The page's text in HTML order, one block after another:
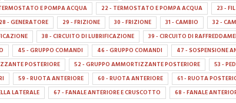
E POMPA ACQUA 22 - TERMOSTATO E POMPA ACQUA 23 -
28 - GENERATORE 29 - FRIZIONE 30 - FRIZIONE 31 - CAMBIO 32 -
38 - CIRCUITO DI LUBRIFICAZIONE 39 - CIRCUITO DI
45 - GRUPPO COMANDI 46 - GRUPPO COMANDI 47 - SOSPENSIONE
POSTERIORE
52 - GRUPPO AMMORTIZZANTE POSTERIORE 53 -
59 - RUOTA ANTERIORE 60 - RUOTA ANTERIORE 61 - RUOTA
LATERALE
67 - FANALE ANTERIORE E CRUSCOTTO 68 - FANALE